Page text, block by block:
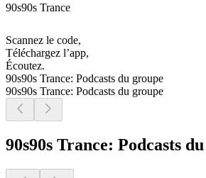
90s90s Trance
Scannez le code,
Téléchargez l’app,
Écoutez.
90s90s Trance: Podcasts du groupe
90s90s Trance: Podcasts du groupe
90s90s Trance: Podcasts